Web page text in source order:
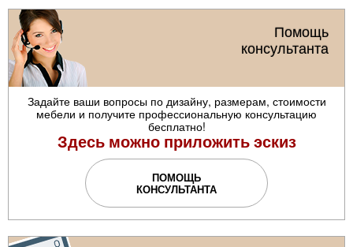
Помощь
консультанта
Задайте ваши вопросы по дизайну, размерам, стоимости
мебели и получите профессиональную консультацию
бесплатно!
Здесь можно приложить эскиз
ПОМОЩЬ
КОНСУЛЬТАНТА